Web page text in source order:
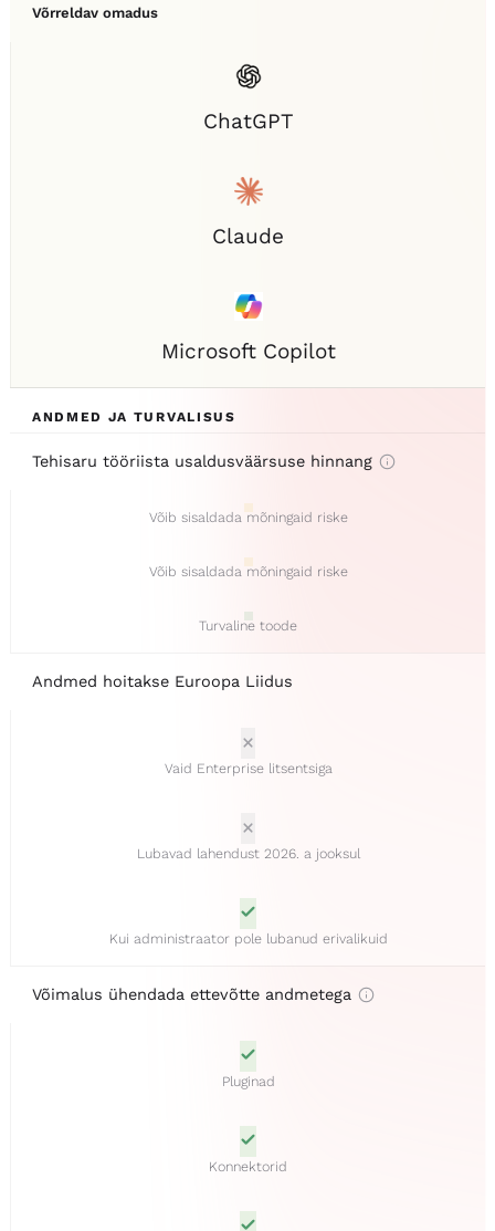
Võrreldav omadus
ChatGPT
Claude
Microsoft Copilot
ANDMED JA TURVALISUS
Tehisaru tööriista usaldusväärsuse hinnang
Võib sisaldada mõningaid riske
Võib sisaldada mõningaid riske
Turvaline toode
Andmed hoitakse Euroopa Liidus
Vaid Enterprise litsentsiga
Lubavad lahendust 2026. a jooksul
Kui administraator pole lubanud erivalikuid
Võimalus ühendada ettevõtte andmetega
Pluginad
Konnektorid